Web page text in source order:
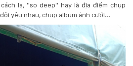
lạ, "so deep" hay là địa điểm chụp
yêu nhau, chụp album ảnh cưới...